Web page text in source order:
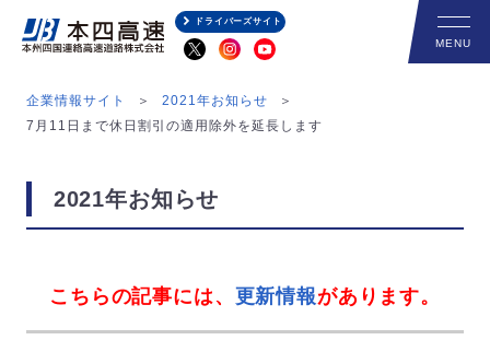
ドライバーズサイト
企業情報サイト
2021年お知らせ
7月11日まで休日割引の適用除外を延長します
2021年お知らせ
こちらの記事には、 更新情報があります。